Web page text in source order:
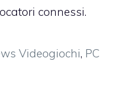
connessi.
Videogiochi, PC